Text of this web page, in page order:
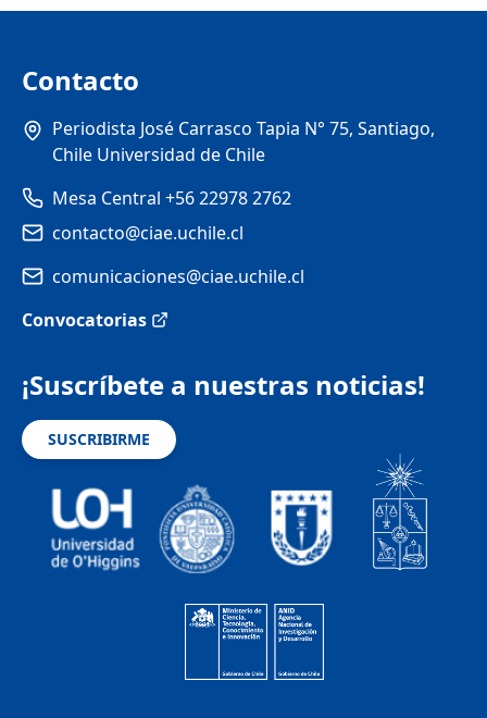
Contacto
Periodista José Carrasco Tapia N° 75, Santiago,
Chile Universidad de Chile
Mesa Central +56 22978 2762
contacto@ciae.uchile.cl
comunicaciones@ciae.uchile.cl
Convocatorias
¡Suscríbete a nuestras noticias!
SUSCRIBIRME